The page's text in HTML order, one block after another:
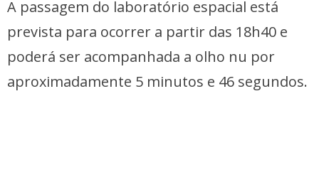
A passagem do laboratório espacial está
prevista para ocorrer a partir das 18h40 e
poderá ser acompanhada a olho nu por
aproximadamente 5 minutos e 46 segundos.